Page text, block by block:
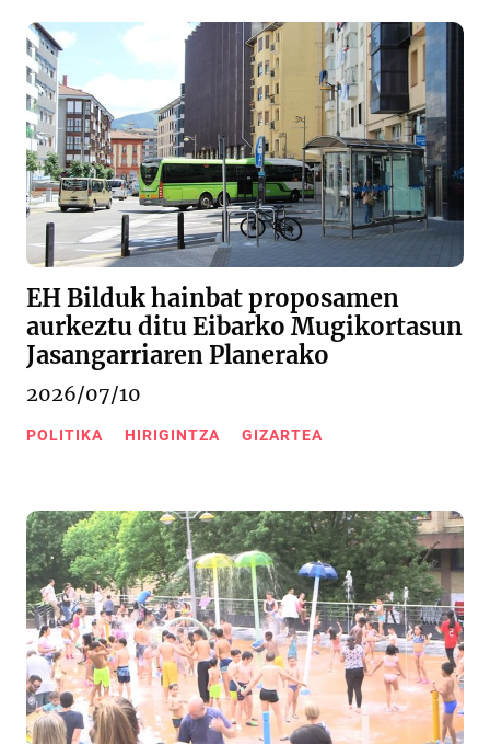
EH Bilduk hainbat proposamen
aurkeztu ditu Eibarko Mugikortasun
Jasangarriaren Planerako
2026/07/10
POLITIKA HIRIGINTZA GIZARTEA